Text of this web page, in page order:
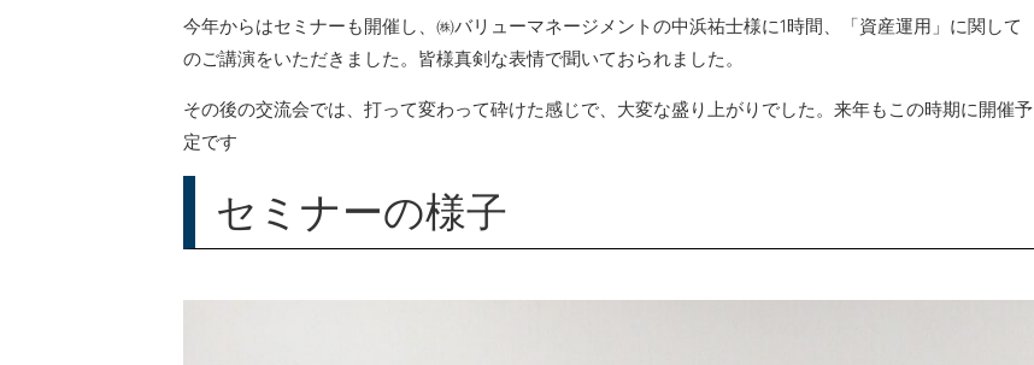
今年からはセミナーも開催し、㈱バリューマネージメントの中浜祐士様に1時間、「資産運用」に関して
のご講演をいただきました。皆様真剣な表情で聞いておられました。
その後の交流会では、打って変わって砕けた感じで、大変な盛り上がりでした。来年もこの時期に開催予
定です
セミナーの様子